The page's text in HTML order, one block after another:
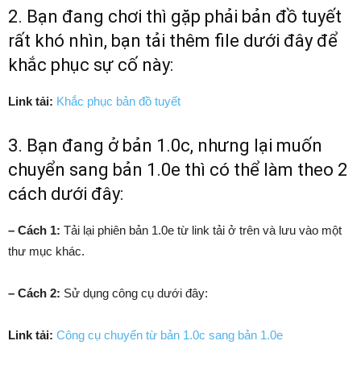
2. Bạn đang chơi thì gặp phải bản đồ tuyết
rất khó nhìn, bạn tải thêm file dưới đây để
khắc phục sự cố này:
Link tải: Khắc phục bản đồ tuyết
3. Bạn đang ở bản 1.0c, nhưng lại muốn
chuyển sang bản 1.0e thì có thể làm theo 2
cách dưới đây:
– Cách 1: Tải lại phiên bản 1.0e từ link tải ở trên và lưu vào một
thư mục khác.
– Cách 2: Sử dụng công cụ dưới đây:
Link tải: Công cụ chuyển từ bản 1.0c sang bản 1.0e